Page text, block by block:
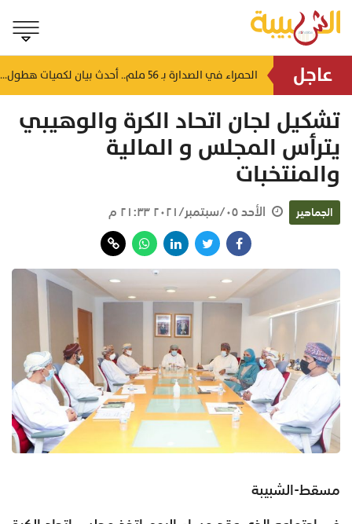
عاجل منذ ٤٩ دقيقة الحمراء في الصدارة بـ 56 ملم.. أحدث بيان لكميات هطول الأمطار بسلطنة عُمان
تشكيل لجان اتحاد الكرة والوهيبي
يترأس المجلس و المالية
والمنتخبات
الجماهير الأحد ٠٥/سبتمبر/٢٠٢١ ٢١:٣٣ م
مسقط-الشبيبة